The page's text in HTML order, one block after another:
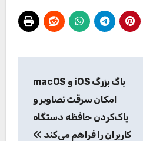
باگ بزرگ iOS و macOS
امکان سرقت تصاویر و
پاک‌کردن حافظه دستگاه
کاربران را فراهم می‌کند